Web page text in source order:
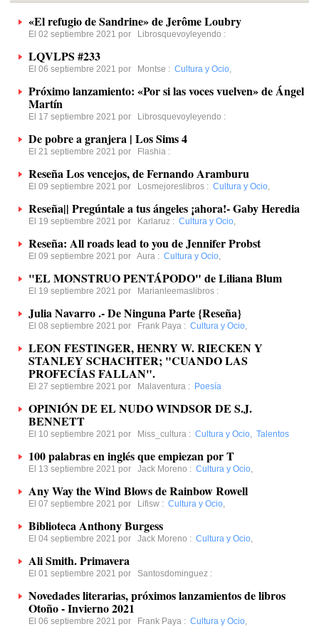
«El refugio de Sandrine» de Jerôme Loubry
El 02 septiembre 2021 por Librosquevoyleyendo :
LQVLPS #233
El 06 septiembre 2021 por Montse : Cultura y Ocio,
Próximo lanzamiento: «Por si las voces vuelven» de Ángel
Martín
El 17 septiembre 2021 por Librosquevoyleyendo :
De pobre a granjera | Los Sims 4
El 21 septiembre 2021 por Flashia :
Reseña Los vencejos, de Fernando Aramburu
El 09 septiembre 2021 por Losmejoreslibros : Cultura y Ocio,
Reseña|| Pregúntale a tus ángeles ¡ahora!- Gaby Heredia
El 19 septiembre 2021 por Karlaruz : Cultura y Ocio,
Reseña: All roads lead to you de Jennifer Probst
El 09 septiembre 2021 por Aura : Cultura y Ocio,
"EL MONSTRUO PENTÁPODO" de Liliana Blum
El 19 septiembre 2021 por Marianleemaslibros :
Julia Navarro .- De Ninguna Parte {Reseña}
El 08 septiembre 2021 por Frank Paya : Cultura y Ocio,
LEON FESTINGER, HENRY W. RIECKEN Y
STANLEY SCHACHTER; "CUANDO LAS
PROFECÍAS FALLAN".
El 27 septiembre 2021 por Malaventura : Poesía
OPINIÓN DE EL NUDO WINDSOR DE S.J.
BENNETT
El 10 septiembre 2021 por Miss_cultura : Cultura y Ocio, Talentos
100 palabras en inglés que empiezan por T
El 13 septiembre 2021 por Jack Moreno : Cultura y Ocio,
Any Way the Wind Blows de Rainbow Rowell
El 07 septiembre 2021 por Lifisw : Cultura y Ocio,
Biblioteca Anthony Burgess
El 04 septiembre 2021 por Jack Moreno : Cultura y Ocio,
Ali Smith. Primavera
El 01 septiembre 2021 por Santosdominguez :
Novedades literarias, próximos lanzamientos de libros
Otoño - Invierno 2021
El 06 septiembre 2021 por Frank Paya : Cultura y Ocio,